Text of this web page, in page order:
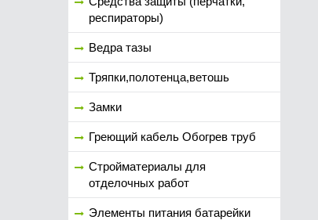
респираторы)
Ведра тазы
Тряпки,полотенца,ветошь
Замки
Греющий кабель Обогрев труб
Стройматериалы для
отделочных работ
Элементы питания батарейки